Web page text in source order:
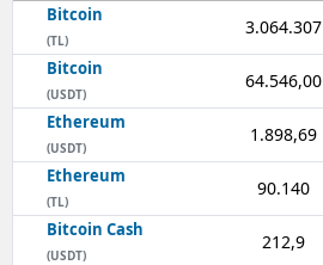
Bitcoin
(TL)
3.064.307
Bitcoin
(USDT)
64.546,00
Ethereum
(USDT)
1.898,69
Ethereum
(TL)
90.140
Bitcoin Cash
(USDT)
212,9